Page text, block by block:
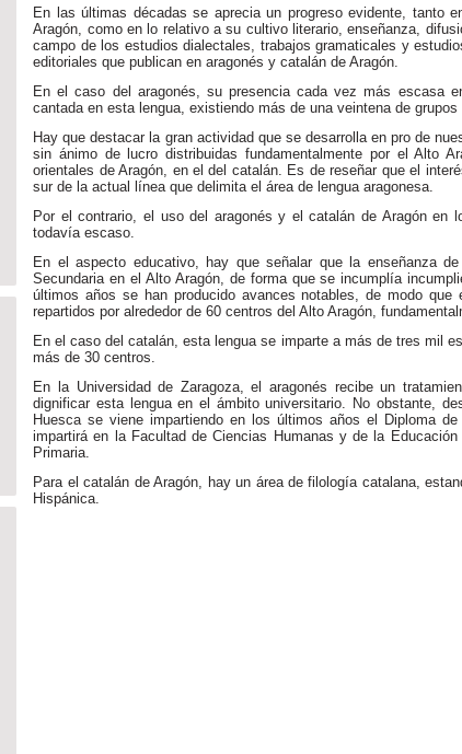
En las últimas décadas se aprecia un progreso evidente, tanto
Aragón, como en lo relativo a su cultivo literario, enseñanza,
campo de los estudios dialectales, trabajos gramaticales y
editoriales que publican en aragonés y catalán de Aragón.
En el caso del aragonés, su presencia cada vez más escasa
cantada en esta lengua, existiendo más de una veintena de
Hay que destacar la gran actividad que se desarrolla en pro de
sin ánimo de lucro distribuidas fundamentalmente por el Alto
orientales de Aragón, en el del catalán. Es de reseñar que el
sur de la actual línea que delimita el área de lengua aragonesa.
Por el contrario, el uso del aragonés y el catalán de Aragón
todavía escaso.
En el aspecto educativo, hay que señalar que la enseñanza
Secundaria en el Alto Aragón, de forma que se incumplía
últimos años se han producido avances notables, de modo
repartidos por alrededor de 60 centros del Alto Aragón,
En el caso del catalán, esta lengua se imparte a más de tres mil
más de 30 centros.
En la Universidad de Zaragoza, el aragonés recibe un
dignificar esta lengua en el ámbito universitario. No obstante,
Huesca se viene impartiendo en los últimos años el Diploma
impartirá en la Facultad de Ciencias Humanas y de la
Primaria.
Para el catalán de Aragón, hay un área de filología catalana,
Hispánica.